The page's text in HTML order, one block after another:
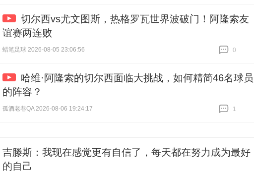
切尔西vs尤文图斯，热格罗瓦世界波破门！阿隆索友
谊赛两连败
蜡笔足球 2026-08-05 23:06:56
0
哈维·阿隆索的切尔西面临大挑战，如何精简46名球员
的阵容？
孤酒老巷QA 2026-08-06 19:24:17
1
吉滕斯：我现在感觉更有自信了，每天都在努力成为最好
的自己